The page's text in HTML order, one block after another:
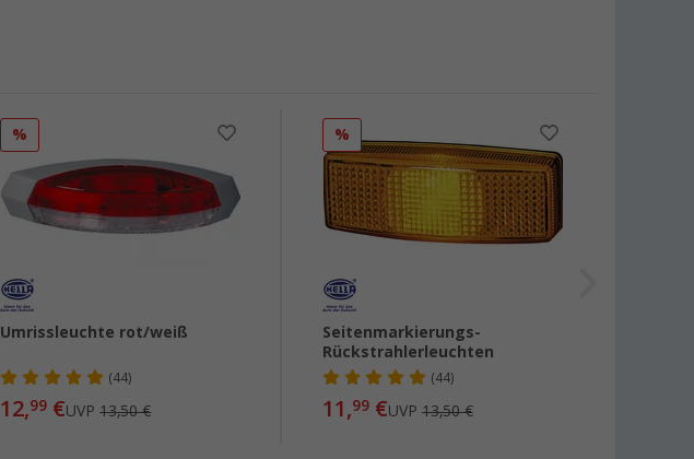
%
Umrissleuchte rot/weiß
(44)
12,99 €UVP13,50 €
%
Seitenmarkierungs-
Rückstrahlerleuchten
(44)
11,99€UVP 13,50 €